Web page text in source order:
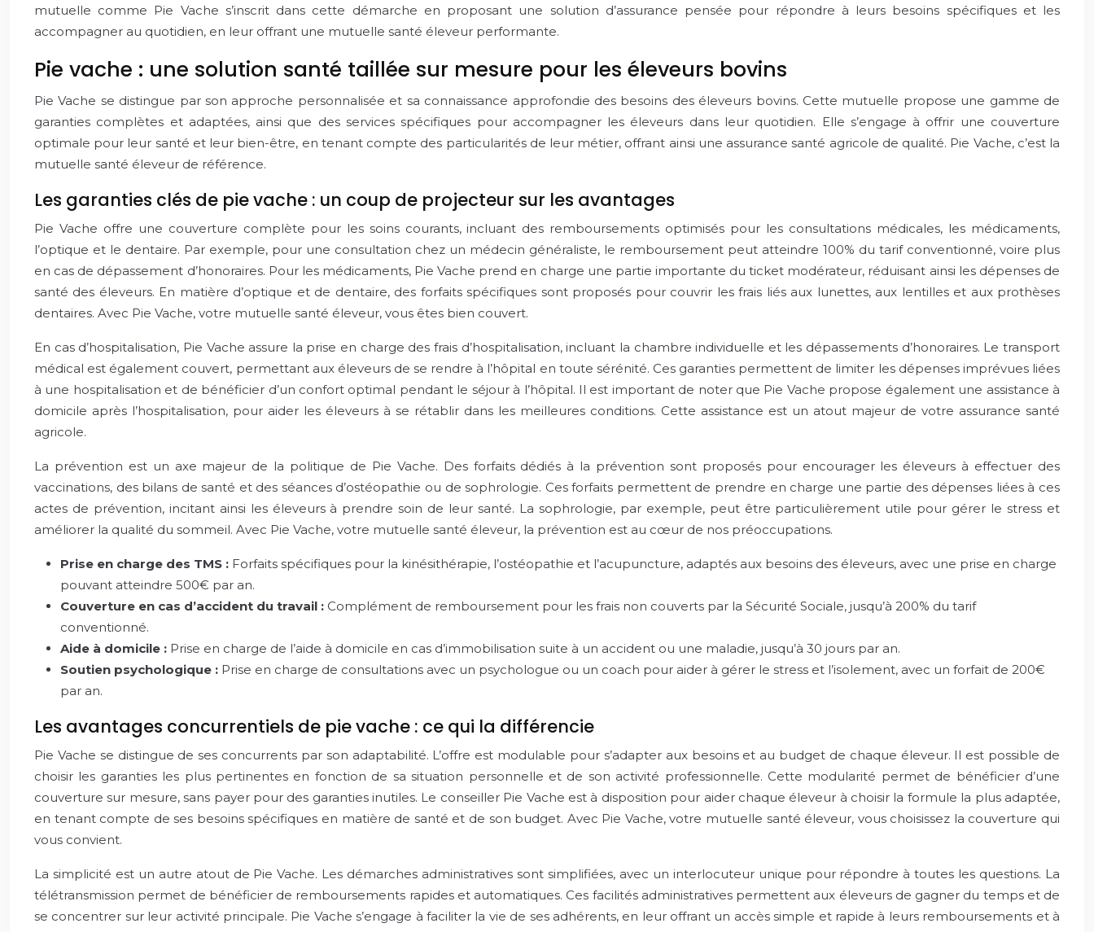
mutuelle comme Pie Vache s’inscrit dans cette démarche en proposant une solution d’assurance pensée pour répondre à leurs besoins spécifiques et les
accompagner au quotidien, en leur offrant une mutuelle santé éleveur performante.
Pie vache : une solution santé taillée sur mesure pour les éleveurs bovins
Pie Vache se distingue par son approche personnalisée et sa connaissance approfondie des besoins des éleveurs bovins. Cette mutuelle propose une gamme de
garanties complètes et adaptées, ainsi que des services spécifiques pour accompagner les éleveurs dans leur quotidien. Elle s’engage à offrir une couverture
optimale pour leur santé et leur bien-être, en tenant compte des particularités de leur métier, offrant ainsi une assurance santé agricole de qualité. Pie Vache, c’est la
mutuelle santé éleveur de référence.
Les garanties clés de pie vache : un coup de projecteur sur les avantages
Pie Vache offre une couverture complète pour les soins courants, incluant des remboursements optimisés pour les consultations médicales, les médicaments,
l’optique et le dentaire. Par exemple, pour une consultation chez un médecin généraliste, le remboursement peut atteindre 100% du tarif conventionné, voire plus
en cas de dépassement d’honoraires. Pour les médicaments, Pie Vache prend en charge une partie importante du ticket modérateur, réduisant ainsi les dépenses de
santé des éleveurs. En matière d’optique et de dentaire, des forfaits spécifiques sont proposés pour couvrir les frais liés aux lunettes, aux lentilles et aux prothèses
dentaires. Avec Pie Vache, votre mutuelle santé éleveur, vous êtes bien couvert.
En cas d’hospitalisation, Pie Vache assure la prise en charge des frais d’hospitalisation, incluant la chambre individuelle et les dépassements d’honoraires. Le transport
médical est également couvert, permettant aux éleveurs de se rendre à l’hôpital en toute sérénité. Ces garanties permettent de limiter les dépenses imprévues liées
à une hospitalisation et de bénéficier d’un confort optimal pendant le séjour à l’hôpital. Il est important de noter que Pie Vache propose également une assistance à
domicile après l’hospitalisation, pour aider les éleveurs à se rétablir dans les meilleures conditions. Cette assistance est un atout majeur de votre assurance santé
agricole.
La prévention est un axe majeur de la politique de Pie Vache. Des forfaits dédiés à la prévention sont proposés pour encourager les éleveurs à effectuer des
vaccinations, des bilans de santé et des séances d’ostéopathie ou de sophrologie. Ces forfaits permettent de prendre en charge une partie des dépenses liées à ces
actes de prévention, incitant ainsi les éleveurs à prendre soin de leur santé. La sophrologie, par exemple, peut être particulièrement utile pour gérer le stress et
améliorer la qualité du sommeil. Avec Pie Vache, votre mutuelle santé éleveur, la prévention est au cœur de nos préoccupations.
Prise en charge des TMS : Forfaits spécifiques pour la kinésithérapie, l’ostéopathie et l’acupuncture, adaptés aux besoins des éleveurs, avec une prise en charge
pouvant atteindre 500€ par an.
Couverture en cas d’accident du travail : Complément de remboursement pour les frais non couverts par la Sécurité Sociale, jusqu’à 200% du tarif
conventionné.
Aide à domicile : Prise en charge de l’aide à domicile en cas d’immobilisation suite à un accident ou une maladie, jusqu’à 30 jours par an.
Soutien psychologique : Prise en charge de consultations avec un psychologue ou un coach pour aider à gérer le stress et l’isolement, avec un forfait de 200€
par an.
Les avantages concurrentiels de pie vache : ce qui la différencie
Pie Vache se distingue de ses concurrents par son adaptabilité. L’offre est modulable pour s’adapter aux besoins et au budget de chaque éleveur. Il est possible de
choisir les garanties les plus pertinentes en fonction de sa situation personnelle et de son activité professionnelle. Cette modularité permet de bénéficier d’une
couverture sur mesure, sans payer pour des garanties inutiles. Le conseiller Pie Vache est à disposition pour aider chaque éleveur à choisir la formule la plus adaptée,
en tenant compte de ses besoins spécifiques en matière de santé et de son budget. Avec Pie Vache, votre mutuelle santé éleveur, vous choisissez la couverture qui
vous convient.
La simplicité est un autre atout de Pie Vache. Les démarches administratives sont simplifiées, avec un interlocuteur unique pour répondre à toutes les questions. La
télétransmission permet de bénéficier de remboursements rapides et automatiques. Ces facilités administratives permettent aux éleveurs de gagner du temps et de
se concentrer sur leur activité principale. Pie Vache s’engage à faciliter la vie de ses adhérents, en leur offrant un accès simple et rapide à leurs remboursements et à